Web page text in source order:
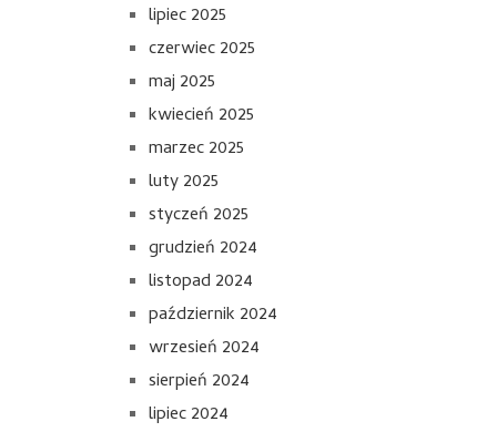
lipiec 2025
czerwiec 2025
maj 2025
kwiecień 2025
marzec 2025
luty 2025
styczeń 2025
grudzień 2024
listopad 2024
październik 2024
wrzesień 2024
sierpień 2024
lipiec 2024